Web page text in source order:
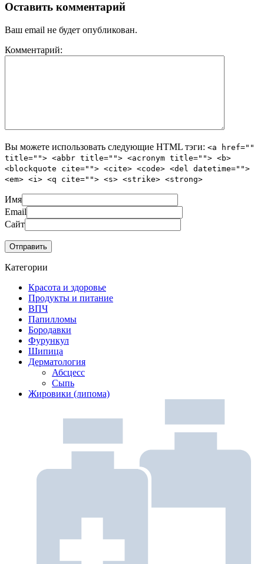
Оставить комментарий
Ваш email не будет опубликован.
Комментарий:
Вы можете использовать следующие HTML тэги: <a href=""
title=""> <abbr title=""> <acronym title=""> <b>
<blockquote cite=""> <cite> <code> <del datetime="">
<em> <i> <q cite=""> <s> <strike> <strong>
Имя
Email
Сайт
Категории
Красота и здоровье
Продукты и питание
ВПЧ
Папилломы
Бородавки
Фурункул
Шипица
Дерматология
Абсцесс
Сыпь
Жировики (липома)